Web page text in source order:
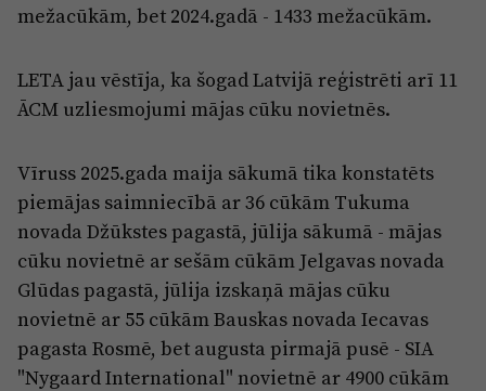
mežacūkām, bet 2024.gadā - 1433 mežacūkām.
LETA jau vēstīja, ka šogad Latvijā reģistrēti arī 11
ĀCM uzliesmojumi mājas cūku novietnēs.
Vīruss 2025.gada maija sākumā tika konstatēts
piemājas saimniecībā ar 36 cūkām Tukuma
novada Džūkstes pagastā, jūlija sākumā - mājas
cūku novietnē ar sešām cūkām Jelgavas novada
Glūdas pagastā, jūlija izskaņā mājas cūku
novietnē ar 55 cūkām Bauskas novada Iecavas
pagasta Rosmē, bet augusta pirmajā pusē - SIA
"Nygaard International" novietnē ar 4900 cūkām